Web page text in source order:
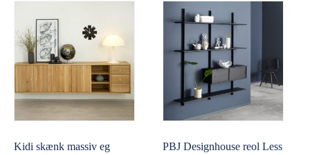
Kidi skænk massiv eg
PBJ Designhouse reol Less